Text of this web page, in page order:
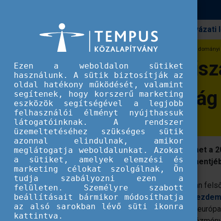
A Budapesti Műszaki és
A Budapesti
lett
A BME elnyerte az ESCI Champion címet
program digitális
A díjat az Európai Bizottság ítéli oda olyan
játszanak azEurópai Diákigazolvány
megvalósításában. Az idei felhívásra 30
Ezen a weboldalon sütiket
használunk. A sütik biztosítják az
oldal hatékony működését, valamint
segítenek, hogy korszerű marketing
eszközök segítségével a legjobb
felhasználói élményt nyújthassuk
látogatóinknak. A rendszer
üzemeltetéséhez szükséges sütik
azonnal elindulnak, amikor
meglátogatja weboldalunkat. Azokat
a sütiket, amelyek elemzési és
marketing célokat szolgálnak, Ön
tudja szabályozni ezen a
felületen. Személyre szabott
beállításait bármikor módosíthatja
az alsó sarokban lévő süti ikonra
kattintva.